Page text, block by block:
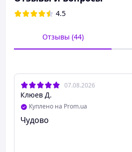
4.5
Отзывы (44)
07.08.2026
Клюев Д.
Куплено на Prom.ua
Чудово